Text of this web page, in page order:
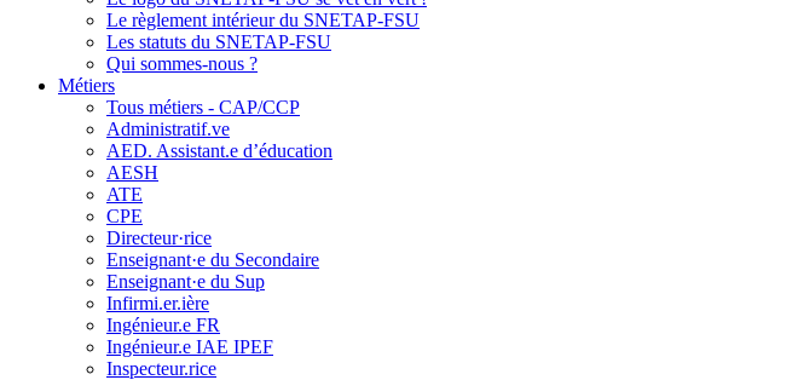
Le règlement intérieur du SNETAP-FSU
Les statuts du SNETAP-FSU
Qui sommes-nous ?
Métiers
Tous métiers - CAP/CCP
Administratif.ve
AED. Assistant.e d’éducation
AESH
ATE
CPE
Directeur·rice
Enseignant·e du Secondaire
Enseignant·e du Sup
Infirmi.er.ière
Ingénieur.e FR
Ingénieur.e IAE IPEF
Inspecteur.rice